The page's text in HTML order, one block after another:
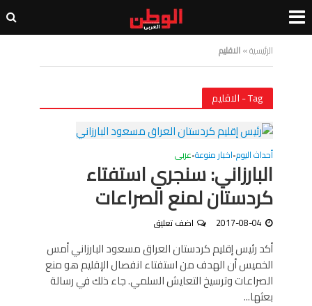
الرئيسية»الاقليم
Tag - الاقليم
أحداث اليوم•اخبار منوعة•عربى
البارزاني: سنجري استفتاء
كردستان لمنع الصراعات
2017-08-04 اضف تعليق
أكد رئيس إقليم كردستان العراق مسعود البارزاني أمس
الخميس أن الهدف من استفتاء انفصال الإقليم هو منع
الصراعات وترسيخ التعايش السلمي. جاء ذلك في رسالة
بعثها...